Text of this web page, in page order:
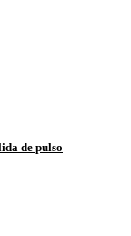
de pulso